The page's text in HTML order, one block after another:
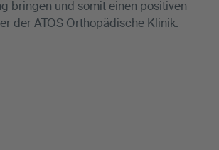
bringen und somit einen positiven
der ATOS Orthopädische Klinik.